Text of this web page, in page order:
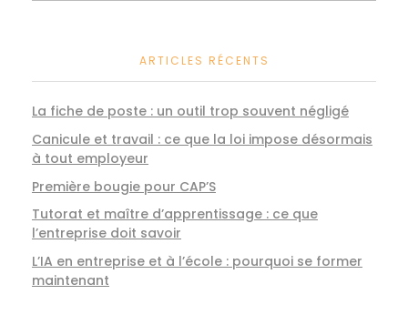
ARTICLES RÉCENTS
La fiche de poste : un outil trop souvent négligé
Canicule et travail : ce que la loi impose désormais
à tout employeur
Première bougie pour CAP’S
Tutorat et maître d’apprentissage : ce que
l’entreprise doit savoir
L’IA en entreprise et à l’école : pourquoi se former
maintenant